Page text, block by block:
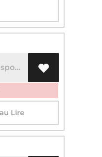
Lire